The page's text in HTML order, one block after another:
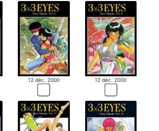
12 déc. 2000 12 déc. 2000